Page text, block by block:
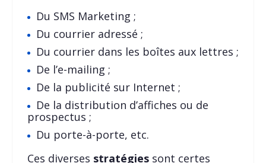
Du SMS Marketing ;
Du courrier adressé ;
Du courrier dans les boîtes aux lettres ;
De l’e-mailing ;
De la publicité sur Internet ;
De la distribution d’affiches ou de
prospectus ;
Du porte-à-porte, etc.
Ces diverses stratégies sont certes